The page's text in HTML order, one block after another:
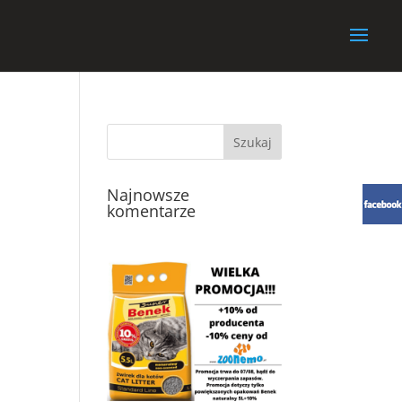
Najnowsze
komentarze